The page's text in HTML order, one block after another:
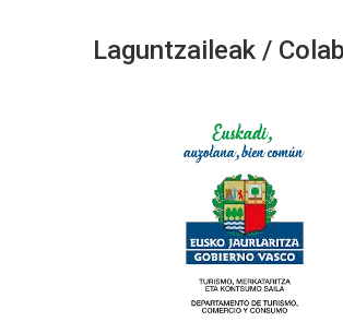
Laguntzaileak /